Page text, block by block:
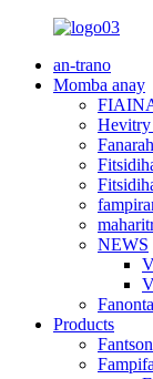
an-trano
Momba anay
Hevitry
NEWS
Products